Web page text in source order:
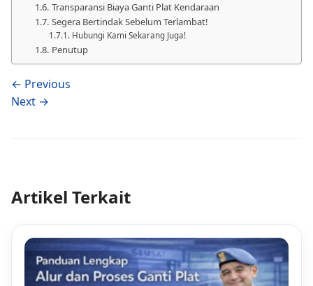
Transparansi Biaya Ganti Plat Kendaraan
Segera Bertindak Sebelum Terlambat!
Hubungi Kami Sekarang Juga!
Penutup
← Previous
Next →
Artikel Terkait